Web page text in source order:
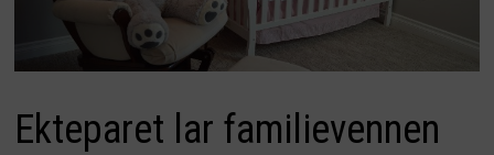
Ekteparet lar familievennen